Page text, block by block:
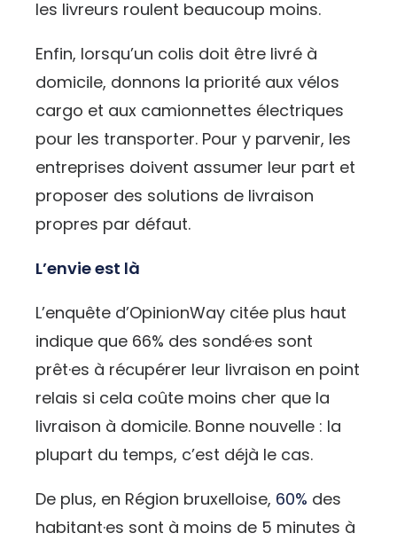
les livreurs roulent beaucoup moins.
Enfin, lorsqu’un colis doit être livré à
domicile, donnons la priorité aux vélos
cargo et aux camionnettes électriques
pour les transporter. Pour y parvenir, les
entreprises doivent assumer leur part et
proposer des solutions de livraison
propres par défaut.
L’envie est là
L’enquête d’OpinionWay citée plus haut
indique que 66% des sondé·es sont
prêt·es à récupérer leur livraison en point
relais si cela coûte moins cher que la
livraison à domicile. Bonne nouvelle : la
plupart du temps, c’est déjà le cas.
De plus, en Région bruxelloise, 60% des
habitant·es sont à moins de 5 minutes à